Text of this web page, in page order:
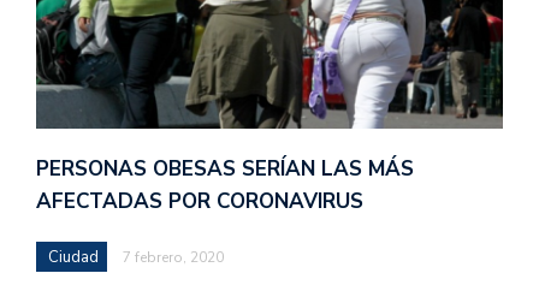
PERSONAS OBESAS SERÍAN LAS MÁS
AFECTADAS POR CORONAVIRUS
Ciudad 7 febrero, 2020